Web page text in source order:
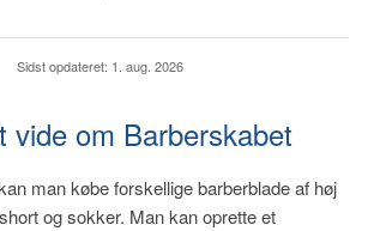
Sidst opdateret: 1. aug. 2026
om Barberskabet
man købe forskellige barberblade af høj
og sokker. Man kan oprette et